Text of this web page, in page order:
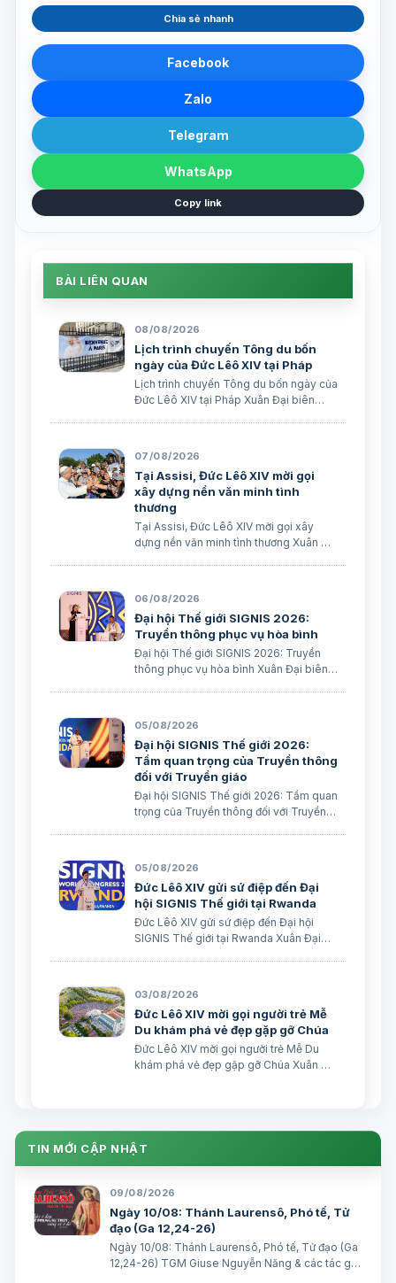
Chia sẻ nhanh
Facebook
Zalo
Telegram
WhatsApp
Copy link
BÀI LIÊN QUAN
08/08/2026
Lịch trình chuyến Tông du bốn
ngày của Đức Lêô XIV tại Pháp
Lịch trình chuyến Tông du bốn ngày của
Đức Lêô XIV tại Pháp Xuân Đại biên
07/08/2026
Tại Assisi, Đức Lêô XIV mời gọi
xây dựng nền văn minh tình
thương
Tại Assisi, Đức Lêô XIV mời gọi xây
dựng nền văn minh tình thương Xuân Đại
06/08/2026
Đại hội Thế giới SIGNIS 2026:
Truyền thông phục vụ hòa bình
Đại hội Thế giới SIGNIS 2026: Truyền
thông phục vụ hòa bình Xuân Đại biên
05/08/2026
Đại hội SIGNIS Thế giới 2026:
Tầm quan trọng của Truyền thông
đối với Truyền giáo
Đại hội SIGNIS Thế giới 2026: Tầm quan
trọng của Truyền thông đối với Truyền
05/08/2026
Đức Lêô XIV gửi sứ điệp đến Đại
hội SIGNIS Thế giới tại Rwanda
Đức Lêô XIV gửi sứ điệp đến Đại hội
SIGNIS Thế giới tại Rwanda Xuân Đại
Cha Lêô XIV kêu gọi những người làm
truyền thông C…
03/08/2026
Đức Lêô XIV mời gọi người trẻ Mễ
Du khám phá vẻ đẹp gặp gỡ Chúa
Đức Lêô XIV mời gọi người trẻ Mễ Du
khám phá vẻ đẹp gặp gỡ Chúa Xuân Đại
do Đức Hồng y Quốc vụ khanh Tòa
Thánh …
TIN MỚI CẬP NHẬT
09/08/2026
Ngày 10/08: Thánh Laurensô, Phó tế, Tử
đạo (Ga 12,24-26)
Ngày 10/08: Thánh Laurensô, Phó tế, Tử đạo (Ga
12,24-26) TGM Giuse Nguyễn Năng & các tác giả